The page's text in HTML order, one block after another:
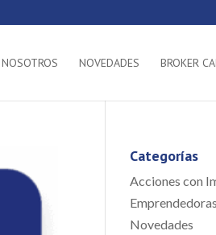
NOSOTROS NOVEDADES BROKER
Categorías
Acciones con
Emprendedoras
Novedades